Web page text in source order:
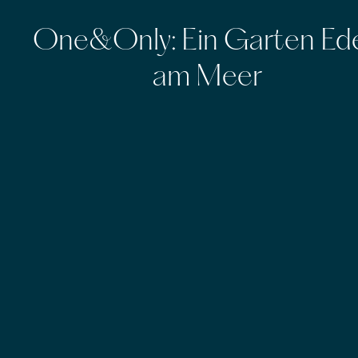
One&Only: Ein Garten
am Meer